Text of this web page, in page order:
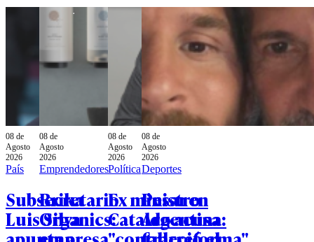
08 de
Agosto
2026
País
Subsecretario
Luis Silva
08 de
Agosto
2026
Emprendedores
Brika
Organics:
08 de
Agosto
2026
Política
Ex ministro
Cataldo acusa
08 de
Agosto
2026
Deportes
Pesar en
Argentina: